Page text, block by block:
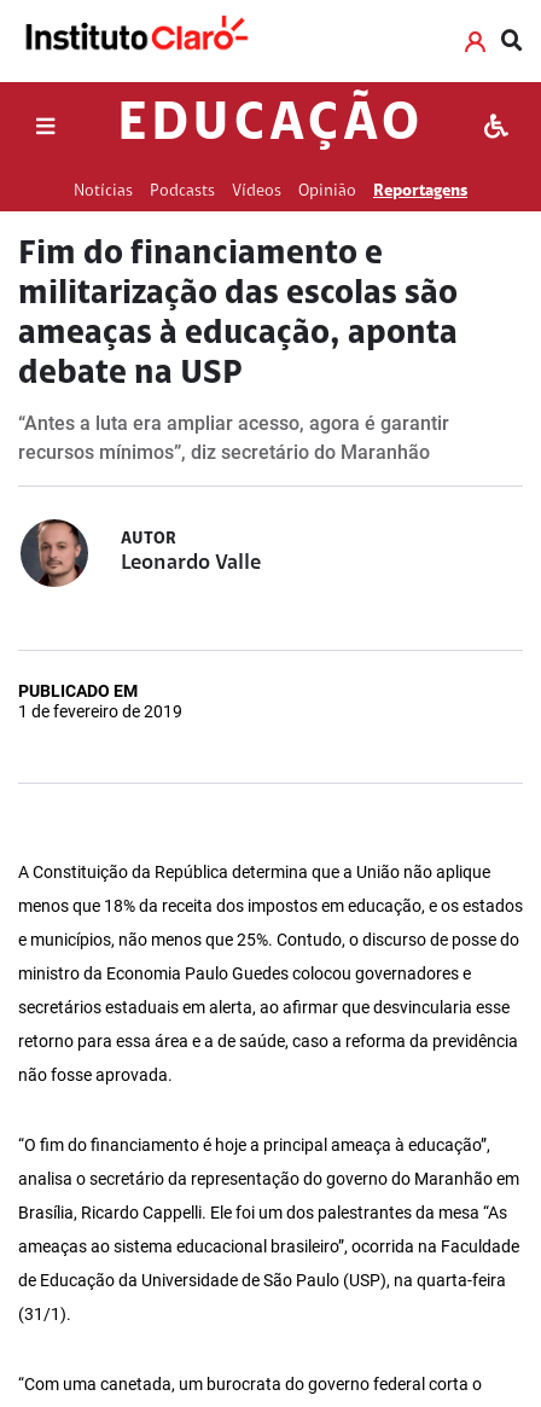
EDUCAÇÃO
Notícias Podcasts Vídeos Opinião Reportagens
Fim do financiamento e
militarização das escolas são
ameaças à educação, aponta
debate na USP
“Antes a luta era ampliar acesso, agora é garantir
recursos mínimos”, diz secretário do Maranhão
AUTOR
Leonardo Valle
PUBLICADO EM
1 de fevereiro de 2019
A Constituição da República determina que a União não aplique
menos que 18% da receita dos impostos em educação, e os estados
e municípios, não menos que 25%. Contudo, o discurso de posse do
ministro da Economia Paulo Guedes colocou governadores e
secretários estaduais em alerta, ao afirmar que desvincularia esse
retorno para essa área e a de saúde, caso a reforma da previdência
não fosse aprovada.
“O fim do financiamento é hoje a principal ameaça à educação”,
analisa o secretário da representação do governo do Maranhão em
Brasília, Ricardo Cappelli. Ele foi um dos palestrantes da mesa “As
ameaças ao sistema educacional brasileiro”, ocorrida na Faculdade
de Educação da Universidade de São Paulo (USP), na quarta-feira
(31/1).
“Com uma canetada, um burocrata do governo federal corta o